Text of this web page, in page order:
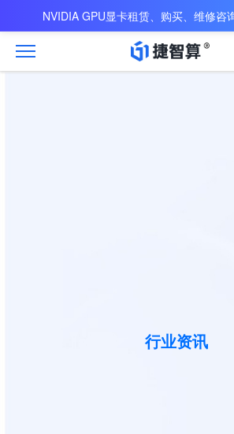
NVIDIA GPU显卡租赁、购买、维修咨
行业资讯